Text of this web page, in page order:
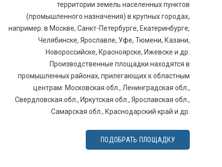
ПОДОБРАТЬ ПЛОЩАДКУ
территории земель населенных пунктов
(промышленного назначения) в крупных городах,
например: в Москве, Санкт-Петербурге, Екатеринбурге,
Челябинске, Ярославле, Уфе, Тюмени, Казани,
Новороссийске, Красноярске, Ижевске и др.
Производственные площадки находятся в
промышленных районах, прилегающих к областным
центрам: Московская обл., Ленинградская обл.,
Свердловская обл., Иркутская обл., Ярославская обл.,
Самарская обл., Краснодарский край и др.